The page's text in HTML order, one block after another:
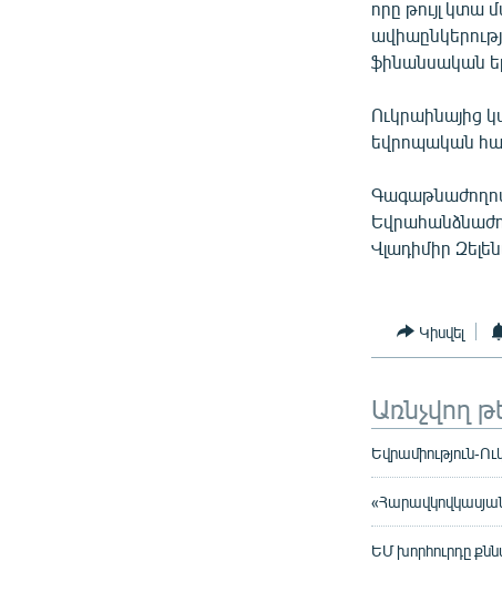
որը թույլ
ֆինանսական
Ուկրաինայից
եվրոպական
Վլադիմիր
Կիսվել
Առնչվող
Եվրամիություն-
ԵՄ խորհուրդը